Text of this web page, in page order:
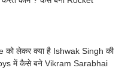
को लेकर क्या है Ishwak Singh की
में कैसे बने Vikram Sarabhai